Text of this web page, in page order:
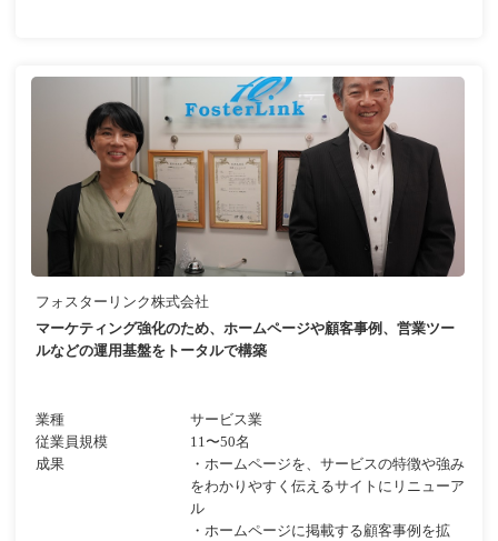
フォスターリンク株式会社
マーケティング強化のため、ホームページや顧客事例、営業ツー
ルなどの運用基盤をトータルで構築
業種
サービス業
従業員規模
11〜50名
成果
・ホームページを、サービスの特徴や強み
をわかりやすく伝えるサイトにリニューア
ル
・ホームページに掲載する顧客事例を拡